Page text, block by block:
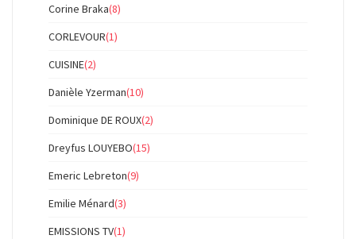
Corine Braka(8)
CORLEVOUR(1)
CUISINE(2)
Danièle Yzerman(10)
Dominique DE ROUX(2)
Dreyfus LOUYEBO(15)
Emeric Lebreton(9)
Emilie Ménard(3)
EMISSIONS TV(1)